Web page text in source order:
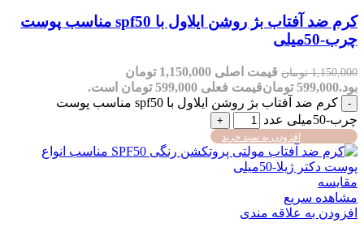
کرم ضد آفتاب بژ روشن ایلاول با spf50 مناسب پوست
چرب-50میلی
1,150,000 تومان
قیمت اصلی 1,150,000 تومان
بود.599,000 تومانقیمت فعلی 599,000 تومان است.
کرم ضد آفتاب بژ روشن ایلاول با spf50 مناسب پوست
چرب-50میلی عدد
افزودن به سبد خرید
مقایسه
مشاهده سریع
افزودن به علاقه مندی